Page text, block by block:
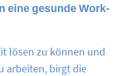
eine gesunde Work-
lösen zu können und
arbeiten, birgt die